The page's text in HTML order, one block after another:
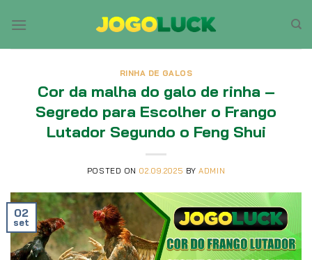
RINHA DE GALOS
Cor da malha do galo de rinha –
Segredo para Escolher o Frango
Lutador Segundo o Feng Shui
POSTED ON 02.09.2025 BYADMIN
02
set